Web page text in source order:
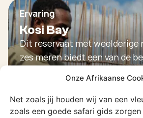
Onze Afrikaanse
Net zoals jij houden wij van een
zoals een goede safari gids
Ervaring
Kosi Bay
Dit reservaat met weelderige
zes meren biedt een van de
Ontdek deze ervaring